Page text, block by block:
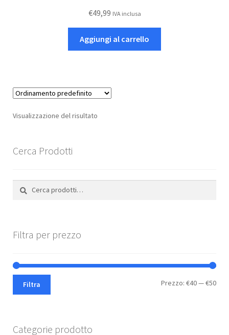
€49,99 IVA inclusa
Aggiungi al carrello
Visualizzazione del risultato
Cerca Prodotti
Cerca:
Cerca
Filtra per prezzo
Filtra Prezzo: €40—€50
Categorie prodotto